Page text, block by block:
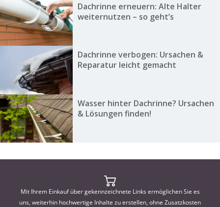
Dachrinne erneuern: Alte Halter
weiternutzen – so geht’s
Dachrinne verbogen: Ursachen &
Reparatur leicht gemacht
Wasser hinter Dachrinne? Ursachen
& Lösungen finden!
Mit Ihrem Einkauf über gekennzeichnete Links ermöglichen Sie es
uns, weiterhin hochwertige Inhalte zu erstellen, ohne Zusatzkosten